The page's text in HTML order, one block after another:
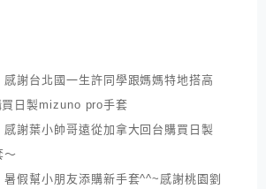
感謝台北國一生許同學跟媽媽特地搭高
日製mizuno pro手套
感謝葉小帥哥遠從加拿大回台購買日製
～
暑假幫小朋友添購新手套^^~感謝桃園劉